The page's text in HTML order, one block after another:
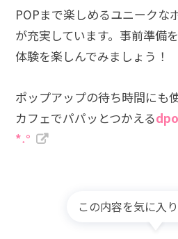
POPまで楽しめるユニークな
が充実しています。事前準備
体験を楽しんでみましょう！
ポップアップの待ち時間にも
カフェでパパッとつかえる
*˖°
この内容を気に入